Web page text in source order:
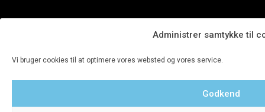
Administrer samtykke til
Vi bruger cookies til at optimere vores websted og vores service.
Godkend